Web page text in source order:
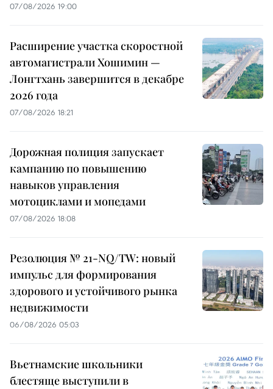
07/08/2026 19:00
Расширение участка скоростной
автомагистрали Хошимин —
Лонгтхань завершится в декабре
2026 года
07/08/2026 18:21
Дорожная полиция запускает
кампанию по повышению
навыков управления
мотоциклами и мопедами
07/08/2026 18:08
Резолюция № 21-NQ/TW: новый
импульс для формирования
здорового и устойчивого рынка
недвижимости
06/08/2026 05:03
Вьетнамские школьники
блестяще выступили в